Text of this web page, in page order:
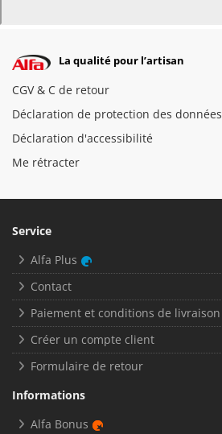
La qualité pour l’artisan
CGV & C de retour
Déclaration de protection des données
Déclaration d'accessibilité
Me rétracter
Service
Alfa Plus
Contact
Paiement et conditions de livraison
Créer un compte client
Formulaire de retour
Informations
Alfa Bonus